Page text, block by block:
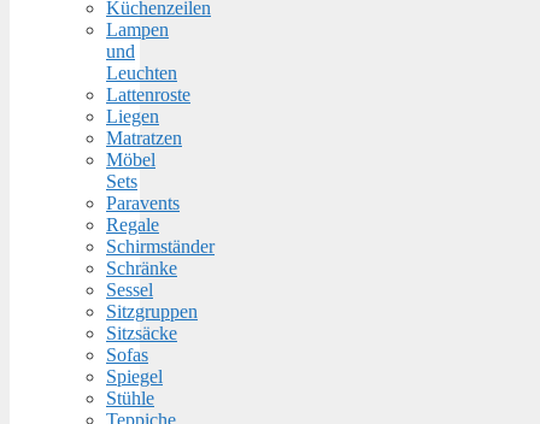
Küchenzeilen
Lampen
und
Leuchten
Lattenroste
Liegen
Matratzen
Möbel
Sets
Paravents
Regale
Schirmständer
Schränke
Sessel
Sitzgruppen
Sitzsäcke
Sofas
Spiegel
Stühle
Teppiche